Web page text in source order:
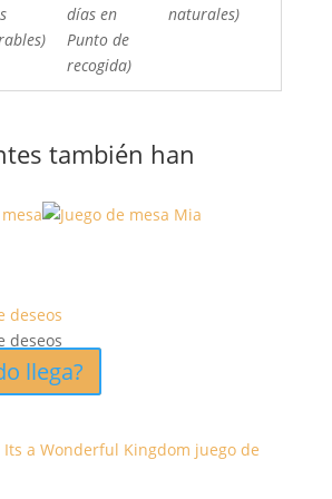
días en
Punto de
recogida)
naturales)
también han
deseos
deseos
llega?